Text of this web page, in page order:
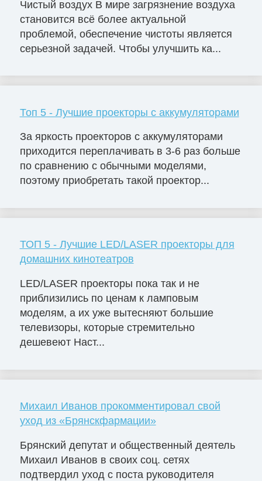
Чистый воздух В мире загрязнение воздуха
становится всё более актуальной
проблемой, обеспечение чистоты является
серьезной задачей. Чтобы улучшить ка...
Топ 5 - Лучшие проекторы с аккумуляторами
За яркость проекторов с аккумуляторами
приходится переплачивать в 3-6 раз больше
по сравнению с обычными моделями,
поэтому приобретать такой проектор...
ТОП 5 - Лучшие LED/LASER проекторы для
домашних кинотеатров
LED/LASER проекторы пока так и не
приблизились по ценам к ламповым
моделям, а их уже вытесняют большие
телевизоры, которые стремительно
дешевеют Наст...
Михаил Иванов прокомментировал свой
уход из «Брянскфармации»
Брянский депутат и общественный деятель
Михаил Иванов в своих соц. сетях
подтвердил уход с поста руководителя